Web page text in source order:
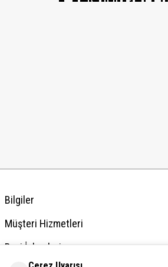
Bilgiler
Müşteri Hizmetleri
Bayi İşlemleri